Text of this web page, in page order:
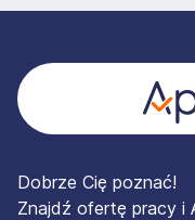
Dobrze Cię poznać!
Znajdź ofertę pracy i